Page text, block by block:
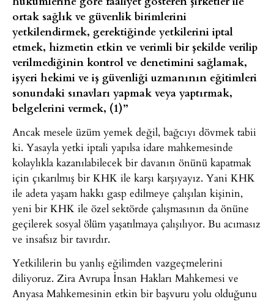
ortak sağlık ve güvenlik birimlerini
yetkilendirmek, gerektiğinde yetkilerini iptal
etmek, hizmetin etkin ve verimli bir şekilde verilip
verilmediğinin kontrol ve denetimini sağlamak,
işyeri hekimi ve iş güvenliği uzmanının eğitimleri
sonundaki sınavları yapmak veya yaptırmak,
belgelerini vermek, (1)”
Ancak mesele üzüm yemek değil, bağcıyı dövmek tabii
ki. Yasayla yetki iptali yapılsa idare mahkemesinde
kolaylıkla kazanılabilecek bir davanın önünü kapatmak
için çıkarılmış bir KHK ile karşı karşıyayız. Yani KHK
ile adeta yaşam hakkı gasp edilmeye çalışılan kişinin,
yeni bir KHK ile özel sektörde çalışmasının da önüne
geçilerek sosyal ölüm yaşatılmaya çalışılıyor. Bu acımasız
ve insafsız bir tavırdır.
Yetkililerin bu yanlış eğilimden vazgeçmelerini
diliyoruz. Zira Avrupa İnsan Hakları Mahkemesi ve
Anyasa Mahkemesinin etkin bir başvuru yolu olduğunu